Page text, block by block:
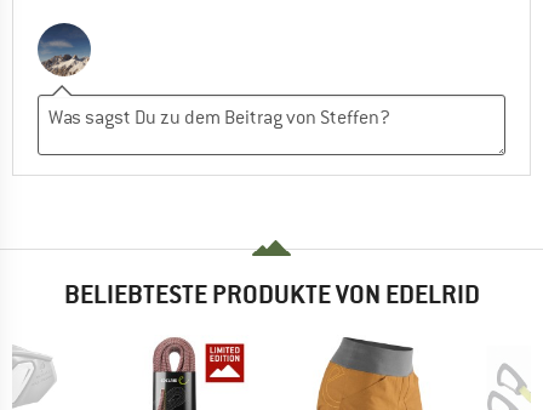
BELIEBTESTE PRODUKTE VON EDELRID